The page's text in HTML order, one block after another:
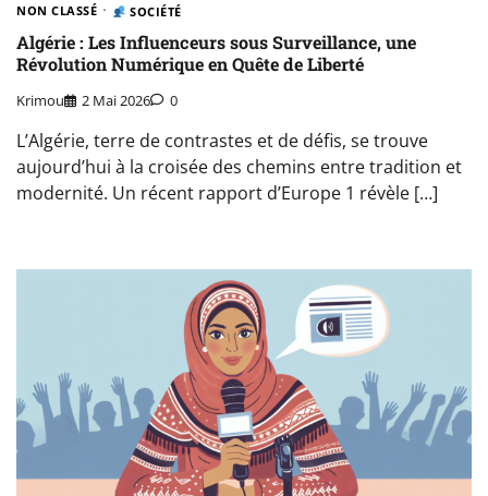
NON CLASSÉ SOCIÉTÉ
Algérie : Les Influenceurs sous Surveillance, une
Révolution Numérique en Quête de Liberté
Krimou 2 Mai 2026 0
L’Algérie, terre de contrastes et de défis, se trouve
aujourd’hui à la croisée des chemins entre tradition et
modernité. Un récent rapport d’Europe 1 révèle […]